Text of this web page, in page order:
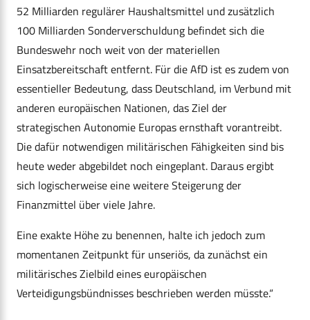
52 Milliarden regulärer Haushaltsmittel und zusätzlich
100 Milliarden Sonderverschuldung befindet sich die
Bundeswehr noch weit von der materiellen
Einsatzbereitschaft entfernt. Für die AfD ist es zudem von
essentieller Bedeutung, dass Deutschland, im Verbund mit
anderen europäischen Nationen, das Ziel der
strategischen Autonomie Europas ernsthaft vorantreibt.
Die dafür notwendigen militärischen Fähigkeiten sind bis
heute weder abgebildet noch eingeplant. Daraus ergibt
sich logischerweise eine weitere Steigerung der
Finanzmittel über viele Jahre.
Eine exakte Höhe zu benennen, halte ich jedoch zum
momentanen Zeitpunkt für unseriös, da zunächst ein
militärisches Zielbild eines europäischen
Verteidigungsbündnisses beschrieben werden müsste.“